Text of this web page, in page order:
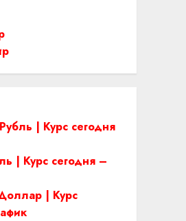
| Курс сегодня
| Курс сегодня –
| Курс